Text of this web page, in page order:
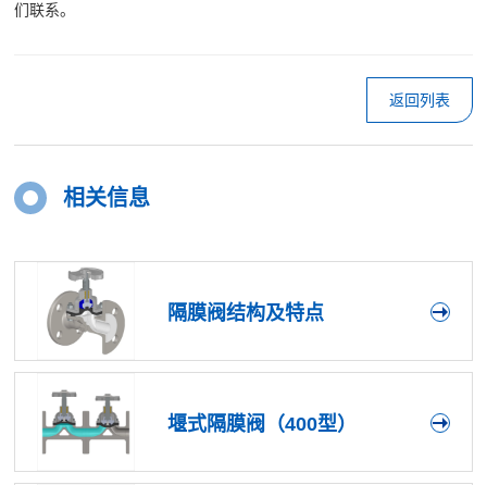
们联系。
返回列表
相关信息
隔膜阀结构及特点
堰式隔膜阀（400型）